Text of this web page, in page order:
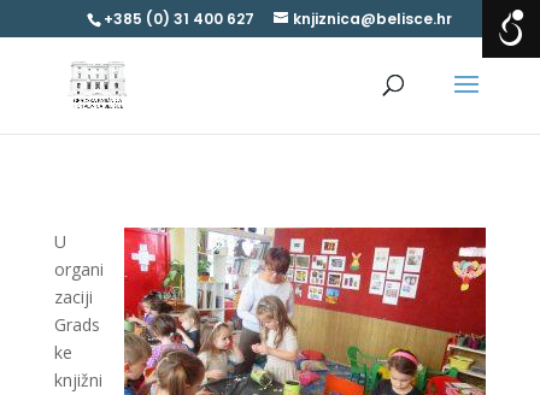
+385 (0) 31 400 627 knjiznica@belisce.hr
U
organi
zaciji
Grads
ke
knjižni